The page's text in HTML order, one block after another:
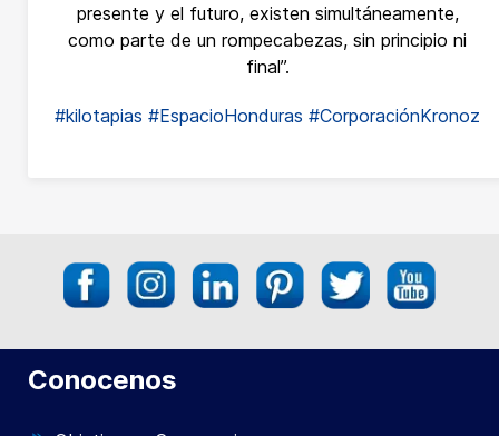
presente y el futuro, existen simultáneamente,
como parte de un rompecabezas, sin principio ni
final”.
#kilotapias #EspacioHonduras #CorporaciónKronoz
Conocenos